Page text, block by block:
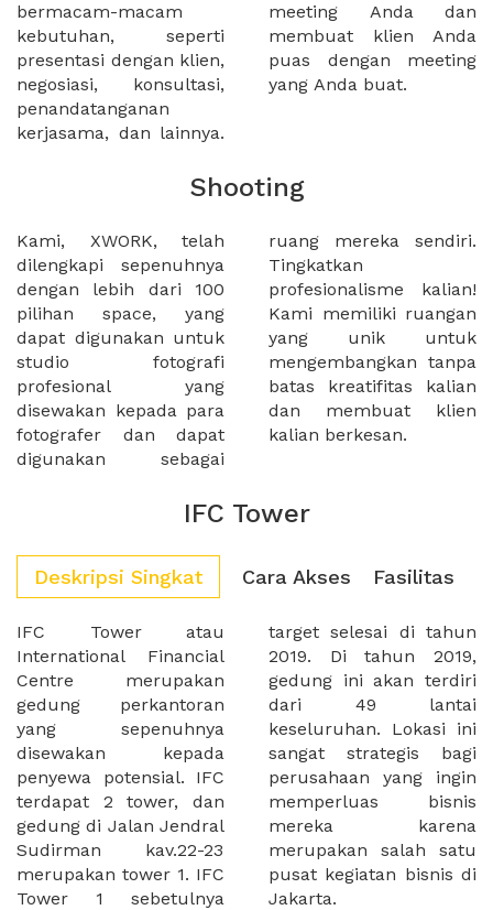
bermacam-macam
kebutuhan, seperti
presentasi dengan klien,
negosiasi, konsultasi,
penandatanganan
kerjasama, dan lainnya.
meeting Anda dan
membuat klien Anda
puas dengan meeting
yang Anda buat.
Shooting
Kami, XWORK, telah
dilengkapi sepenuhnya
dengan lebih dari 100
pilihan space, yang
dapat digunakan untuk
studio fotografi
profesional yang
disewakan kepada para
fotografer dan dapat
digunakan sebagai
ruang mereka sendiri.
Tingkatkan
profesionalisme kalian!
Kami memiliki ruangan
yang unik untuk
mengembangkan tanpa
batas kreatifitas kalian
dan membuat klien
kalian berkesan.
IFC Tower
Deskripsi Singkat Cara Akses Fasilitas
IFC Tower atau
International Financial
Centre merupakan
gedung perkantoran
yang sepenuhnya
disewakan kepada
penyewa potensial. IFC
terdapat 2 tower, dan
gedung di Jalan Jendral
Sudirman kav.22-23
merupakan tower 1. IFC
Tower 1 sebetulnya
target selesai di tahun
2019. Di tahun 2019,
gedung ini akan terdiri
dari 49 lantai
keseluruhan. Lokasi ini
sangat strategis bagi
perusahaan yang ingin
memperluas bisnis
mereka karena
merupakan salah satu
pusat kegiatan bisnis di
Jakarta.